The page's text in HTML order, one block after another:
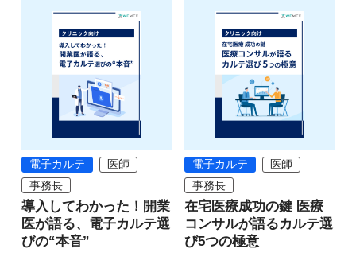
電子カルテ
医師
事務長
導入してわかった！開業
医が語る、電子カルテ選
びの“本音”
電子カルテ
医師
事務長
在宅医療成功の鍵 医療
コンサルが語るカルテ選
び5つの極意